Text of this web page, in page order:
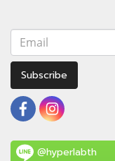
Subscribe
@hyperlabth